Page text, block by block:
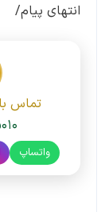
انتهای پیام/
تماس
واتساپ